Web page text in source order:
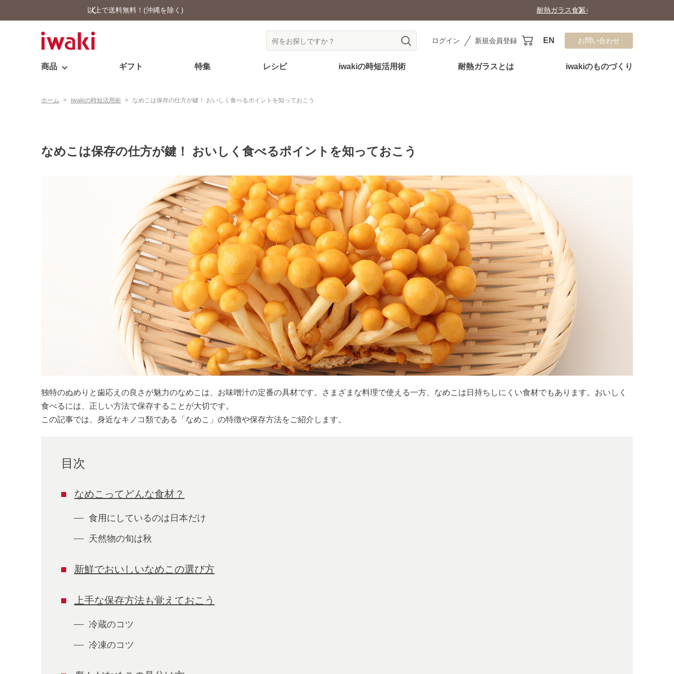
ログイン 新規会員登録 EN お問い合わせ
商品 ギフト 特集 レシピ iwakiの時短活用術 耐熱ガラスとは iwakiのものづくり
ホーム > iwakiの時短活用術 > なめこは保存の仕方が鍵！ おいしく食べるポイントを知っておこう
なめこは保存の仕方が鍵！ おいしく食べるポイントを知っておこう
独特のぬめりと歯応えの良さが魅力のなめこは、お味噌汁の定番の具材です。さまざまな料理で使える一方、なめこは日持ちしにくい食材でもあります。おいしく
食べるには、正しい方法で保存することが大切です。
この記事では、身近なキノコ類である「なめこ」の特徴や保存方法をご紹介します。
目次
なめこってどんな食材？
食用にしているのは日本だけ
天然物の旬は秋
新鮮でおいしいなめこの選び方
上手な保存方法も覚えておこう
冷蔵のコツ
冷凍のコツ